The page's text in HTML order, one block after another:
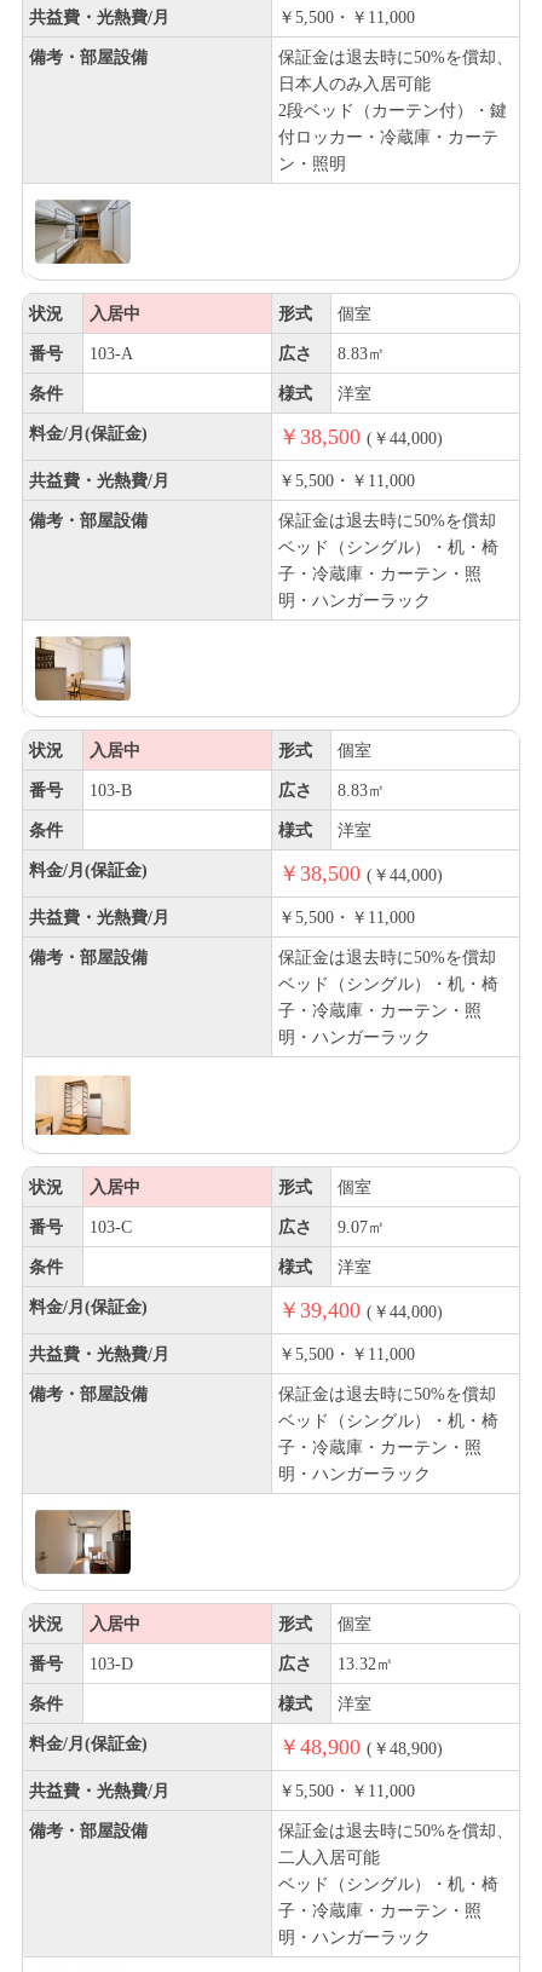
共益費・光熱費/月 ￥5,500・￥11,000
備考・部屋設備
保証金は退去時に50%を償却、
日本人のみ入居可能
2段ベッド（カーテン付）・鍵
付ロッカー・冷蔵庫・カーテ
ン・照明
状況 入居中 形式 個室
番号 103-A 広さ 8.83㎡
条件 様式 洋室
料金/月(保証金) ￥38,500 (￥44,000)
共益費・光熱費/月 ￥5,500・￥11,000
備考・部屋設備
保証金は退去時に50%を償却
ベッド（シングル）・机・椅
子・冷蔵庫・カーテン・照
明・ハンガーラック
状況 入居中 形式 個室
番号 103-B 広さ 8.83㎡
条件 様式 洋室
料金/月(保証金) ￥38,500 (￥44,000)
共益費・光熱費/月 ￥5,500・￥11,000
備考・部屋設備
保証金は退去時に50%を償却
ベッド（シングル）・机・椅
子・冷蔵庫・カーテン・照
明・ハンガーラック
状況 入居中 形式 個室
番号 103-C 広さ 9.07㎡
条件 様式 洋室
料金/月(保証金) ￥39,400 (￥44,000)
共益費・光熱費/月 ￥5,500・￥11,000
備考・部屋設備
保証金は退去時に50%を償却
ベッド（シングル）・机・椅
子・冷蔵庫・カーテン・照
明・ハンガーラック
状況 入居中 形式 個室
番号 103-D 広さ 13.32㎡
条件 様式 洋室
料金/月(保証金) ￥48,900 (￥48,900)
共益費・光熱費/月 ￥5,500・￥11,000
備考・部屋設備
保証金は退去時に50%を償却、
二人入居可能
ベッド（シングル）・机・椅
子・冷蔵庫・カーテン・照
明・ハンガーラック